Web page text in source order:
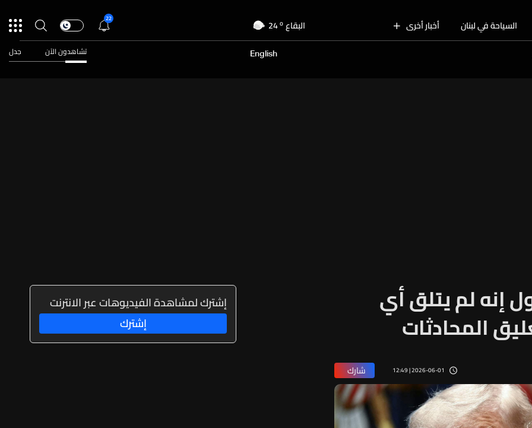
السياحة في لبنان أخبار أخرى البقاع 24o
الجنوب 26o
27
22
English تشاهدون الآن جدل
إنه لم يتلق أي
المحادثات
2026-06-01 | 12:49 شارك
إشترك لمشاهدة الفيديوهات عبر الانترنت
إشترك